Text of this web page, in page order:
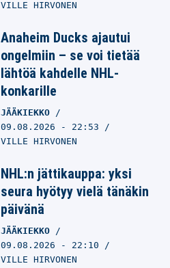
VILLE HIRVONEN
Anaheim Ducks ajautui
ongelmiin – se voi tietää
lähtöä kahdelle NHL-
konkarille
JÄÄKIEKKO
09.08.2026 - 22:53
VILLE HIRVONEN
NHL:n jättikauppa: yksi
seura hyötyy vielä tänäkin
päivänä
JÄÄKIEKKO
09.08.2026 - 22:10
VILLE HIRVONEN